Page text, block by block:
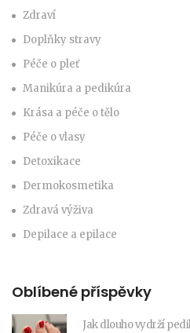
Zdraví
Doplňky stravy
Péče o pleť
Manikúra a pedikúra
Krása a péče o tělo
Péče o vlasy
Detoxikace
Dermokosmetika
Zdravá výživa
Depilace a epilace
Oblíbené příspěvky
Jak dlouho vydrží